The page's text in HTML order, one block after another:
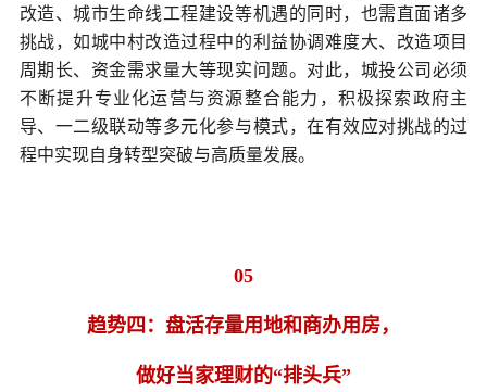
改造、城市生命线工程建设等机遇的同时，也需直面诸多
挑战，如城中村改造过程中的利益协调难度大、改造项目
周期长、资金需求量大等现实问题。对此，城投公司必须
不断提升专业化运营与资源整合能力，积极探索政府主
导、一二级联动等多元化参与模式，在有效应对挑战的过
程中实现自身转型突破与高质量发展。
05
趋势四：盘活存量用地和商办用房，
做好当家理财的“排头兵”